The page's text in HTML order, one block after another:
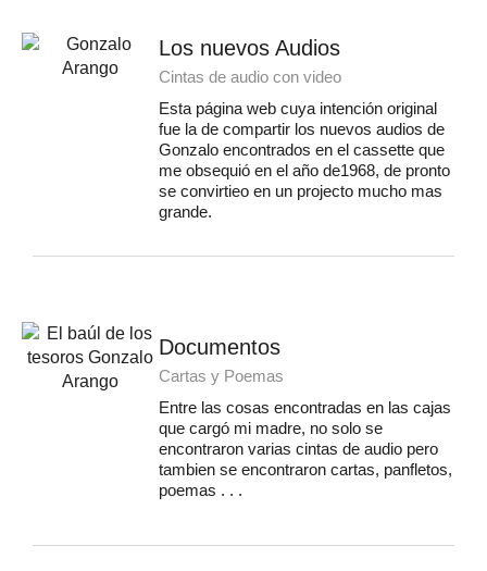
Los nuevos Audios
Cintas de audio con video
Esta página web cuya intención original
fue la de compartir los nuevos audios de
Gonzalo encontrados en el cassette que
me obsequió en el año de1968, de pronto
se convirtieo en un projecto mucho mas
grande.
Documentos
Cartas y Poemas
Entre las cosas encontradas en las cajas
que cargó mi madre, no solo se
encontraron varias cintas de audio pero
tambien se encontraron cartas, panfletos,
poemas . . .